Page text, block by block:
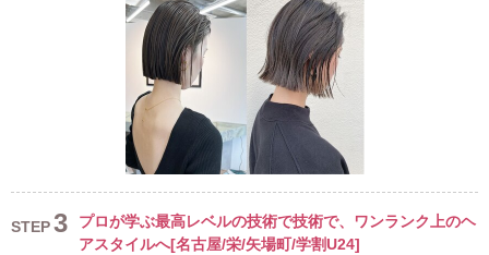
STEP3
プロが学ぶ最高レベルの技術で技術で、ワンランク上のヘ
アスタイルへ[名古屋/栄/矢場町/学割U24]